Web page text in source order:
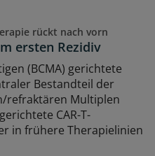
rückt nach vorn
ersten Rezidiv
(BCMA) gerichtete
Bestandteil der
refraktären Multiplen
CAR-T-
in frühere Therapielinien